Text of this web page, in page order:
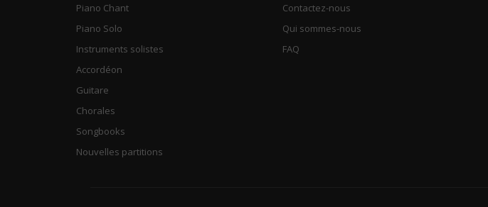
Piano Chant
Piano Solo
Instruments solistes
Accordéon
Guitare
Chorales
Songbooks
Nouvelles partitions
Contactez-nous
Qui sommes-nous
FAQ